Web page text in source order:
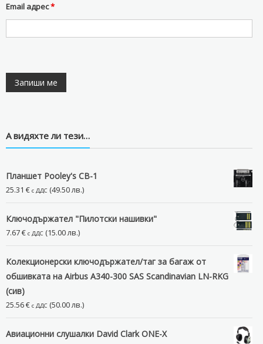
Email адрес*
А видяхте ли тези…
Планшет Pooley's CB-1
25.31 € с ДДС (49.50 лв.)
Ключодържател "Пилотски нашивки"
7.67€ с ДДС (15.00 лв.)
Колекционерски ключодържател/таг за багаж от
обшивката на Airbus A340-300 SAS Scandinavian LN-RKG
(сив)
25.56€ с ДДС (50.00 лв.)
Авиационни слушалки David Clark ONE-X